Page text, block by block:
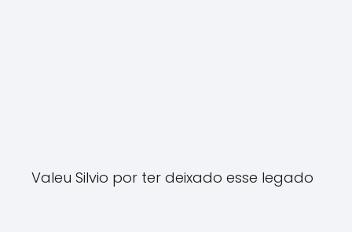
Valeu Silvio por ter deixado esse legado